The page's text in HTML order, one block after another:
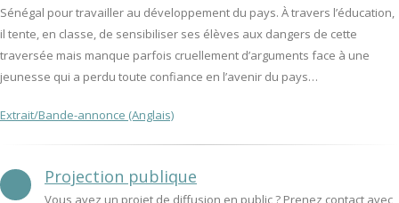
Sénégal pour travailler au développement du pays. À travers l’éducation,
il tente, en classe, de sensibiliser ses élèves aux dangers de cette
traversée mais manque parfois cruellement d’arguments face à une
jeunesse qui a perdu toute confiance en l’avenir du pays…
Extrait/Bande-annonce (Anglais)
Projection publique
Vous avez un projet de diffusion en public ? Prenez contact avec